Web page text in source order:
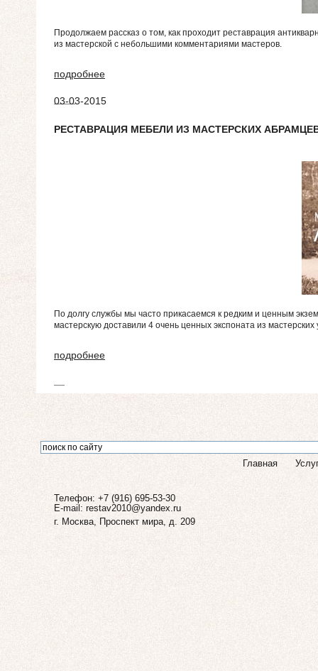
Продолжаем рассказ о том, как проходит реставрация
из мастерской с небольшими комментариями мастеров.
подробнее
03-03-2015
РЕСТАВРАЦИЯ МЕБЕЛИ ИЗ МАСТЕРСКИХ
По долгу службы мы часто прикасаемся к редким и ценным
мастерскую доставили 4 очень ценных экспоната из
подробнее
Главная
Телефон: +7 (916) 695-53-30
E-mail: restav2010@yandex.ru
г. Москва, Проспект мира, д. 209